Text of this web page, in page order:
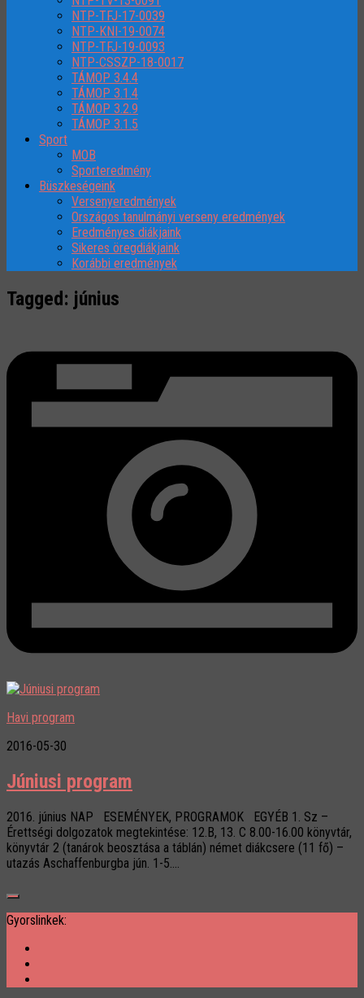
NTP-TFJ-17-0039
NTP-KNI-19-0074
NTP-TFJ-19-0093
NTP-CSSZP-18-0017
TÁMOP 3.4.4
TÁMOP 3.1.4
TÁMOP 3.2.9
TÁMOP 3.1.5
Sport
MOB
Sporteredmény
Büszkeségeink
Versenyeredmények
Országos tanulmányi verseny eredmények
Eredményes diákjaink
Sikeres öregdiákjaink
Korábbi eredmények
Tagged: június
Havi program
2016-05-30
Júniusi program
2016. június NAP ESEMÉNYEK, PROGRAMOK EGYÉB 1. Sz –
Érettségi dolgozatok megtekintése: 12.B, 13. C 8.00-16.00 könyvtár,
könyvtár 2 (tanárok beosztása a táblán) német diákcsere (11 fő) –
utazás Aschaffenburgba jún. 1-5....
Gyorslinkek: